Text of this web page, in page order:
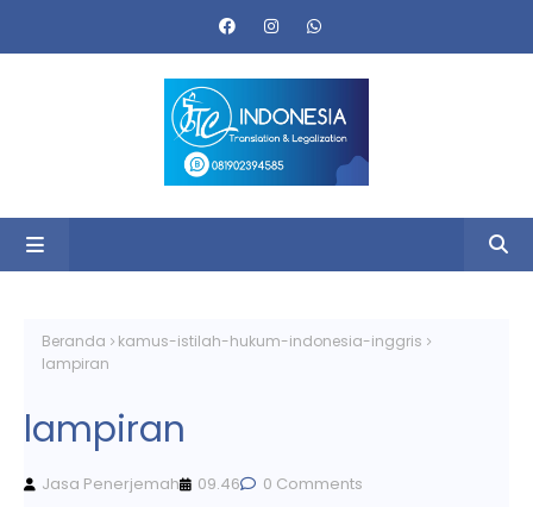
Beranda
kamus-istilah-hukum-indonesia-inggris
lampiran
lampiran
Jasa Penerjemah 09.46 0 Comments